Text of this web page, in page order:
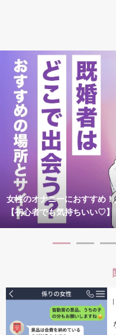
女性のオナニーにおすすめ
【初心者でも気持ちいい♡】